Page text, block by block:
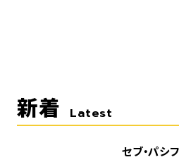
新着 Latest
セブ・パシ